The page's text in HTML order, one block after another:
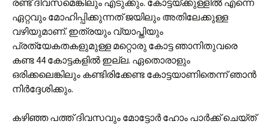
ഏറ്റവും മോഹിപ്പിക്കുന്നത് ജയിലും അതിലേക്കുള്ള
വഴിയുമാണ്. ഇത്രയും വ്യാപ്തിയും
പ്രത്യേകതകളുമുള്ള മറ്റൊരു കോട്ട ഞാനിതുവരെ
കണ്ട 44 കോട്ടകളിൽ ഇല്ല. ഏതൊരാളും
ഒരിക്കലെങ്കിലും കണ്ടിരിക്കേണ്ട കോട്ടയാണിതെന്ന് ഞാൻ
നിർദ്ദേശിക്കും.
കഴിഞ്ഞ പത്ത് ദിവസവും മോട്ടോർ ഹോം പാർക്ക് ചെയ്ത്